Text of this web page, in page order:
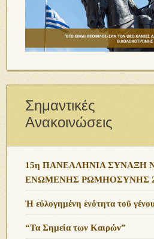
Σημαντικές
Ανακοινώσεις
15η ΠΑΝΕΛΛΗΝΙΑ ΣΥΝΑΞΗ
ΕΝΩΜΕΝΗΣ ΡΩΜΗΟΣΥΝΗΣ
Ἡ εὐλογημένη ἑνότητα τοῦ
“Τα Σημεία των Καιρών”